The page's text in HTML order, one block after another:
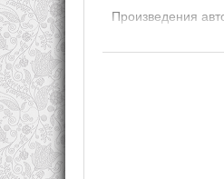
Произведения